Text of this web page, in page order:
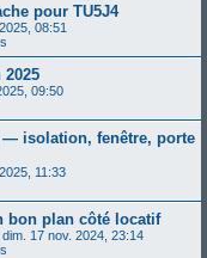
pour TU5J4
08:51
09:50
— isolation, fenêtre, porte
11:33
bon plan côté locatif
dim. 17 nov. 2024, 23:14